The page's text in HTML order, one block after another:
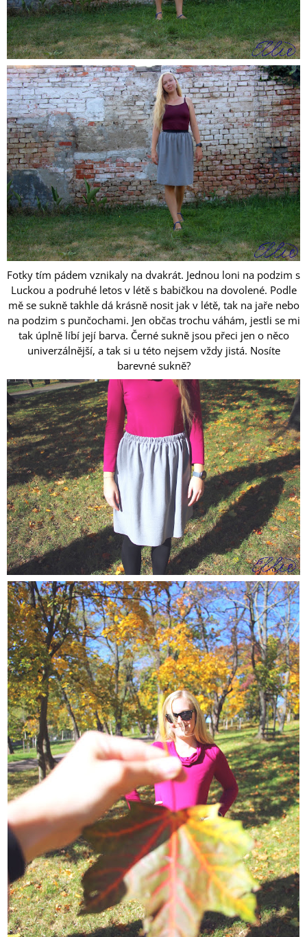
Fotky tím pádem vznikaly na dvakrát. Jednou loni na podzim s
Luckou a podruhé letos v létě s babičkou na dovolené. Podle
mě se sukně takhle dá krásně nosit jak v létě, tak na jaře nebo
na podzim s punčochami. Jen občas trochu váhám, jestli se mi
tak úplně líbí její barva. Černé sukně jsou přeci jen o něco
univerzálnější, a tak si u této nejsem vždy jistá. Nosíte
barevné sukně?